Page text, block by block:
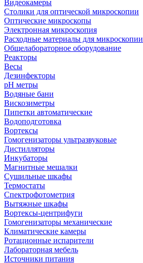
Видеокамеры
Столики для оптической микроскопии
Оптические микроскопы
Электронная микроскопия
Расходные материалы для микроскопии
Общелабораторное оборудование
Реакторы
Весы
Дезинфекторы
рН метры
Водяные бани
Вискозиметры
Пипетки автоматические
Водоподготовка
Вортексы
Гомогенизаторы ультразвуковые
Дистилляторы
Инкубаторы
Магнитные мешалки
Сушильные шкафы
Термостаты
Спектрофотометрия
Вытяжные шкафы
Вортексы-центрифуги
Гомогенизаторы механические
Климатические камеры
Ротационные испарители
Лабораторная мебель
Источники питания